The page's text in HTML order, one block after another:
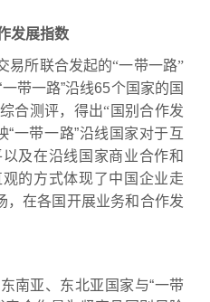
发展指数
易所联合发起的“一带一路”
一带一路”沿线65个国家的国
合测评，得出“国别合作发
“一带一路”沿线国家对于互
及在沿线国家商业合作和
观的方式体现了中国企业走
，在各国开展业务和合作发
南亚、东北亚国家与“一带